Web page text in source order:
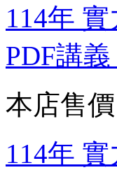
114年
PDF講
本店售價
114年